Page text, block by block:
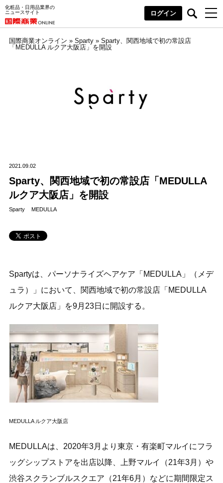
化粧品・日用品業界の
ニュースサイト
ログイン
国際商業オンライン » Sparty» Sparty、関西地域で初の常設店
「MEDULLA ルクア大阪店」を開設
2021.09.02
Sparty、関西地域で初の常設店「MEDULLA
ルクア大阪店」を開設
Sparty MEDULLA
Spartyは、パーソナライズヘアケア「MEDULLA」（メデ
ュラ）」において、関西地域で初の常設店「MEDULLA
ルクア大阪店」を9月23日に開設する。
MEDULLA ルクア大阪店
MEDULLAは、2020年3月より東京・有楽町マルイにフラ
ッグシップストアを出店以降、上野マルイ（21年3月）や
渋谷スクランブルスクエア（21年6月）などに期間限定ス